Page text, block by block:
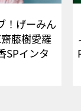
！げーみん
藤樹愛羅
SPインタ